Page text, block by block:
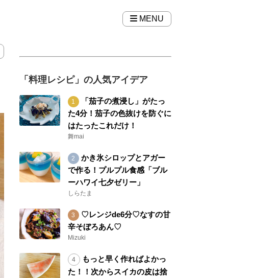
MENU
「料理レシピ」の人気アイデア
「茄子の煮浸し」がたっ
た4分！茄子の色抜けを防ぐに
はたったこれだけ！
舞mai
かき氷シロップとアガー
で作る！プルプル食感「ブル
ーハワイ七夕ゼリー」
しらたま
♡レンジde6分♡なすの甘
辛そぼろあん♡
Mizuki
もっと早く作ればよかっ
た！！次からスイカの皮は捨